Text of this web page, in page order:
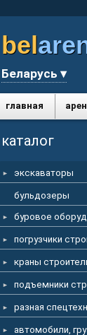
bel
Беларусь ▾
главная
каталог
экскаваторы
бульдозеры
буровое
погрузчики
краны
подъемники
разная
автомобили,